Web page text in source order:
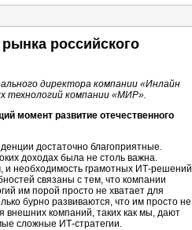
российского
директора компании «Инлайн
технологий компании «МИР».
момент развитие отечественного
достаточно благоприятные.
доходах была не столь важна.
и необходимость грамотных ИТ-решений
связаны с тем, что компании
им порой просто не хватает для
бурно развиваются, что им просто не
внешних компаний, таких как мы, дают
сложные ИТ-стратегии.